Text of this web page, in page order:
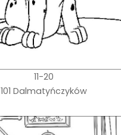
11-20
101 Dalmatyńczyków